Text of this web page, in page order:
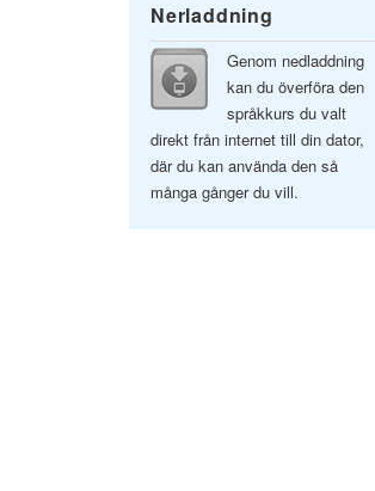
Nerladdning
Genom nedladdning
kan du överföra den
språkkurs du valt
direkt från internet till din dator,
där du kan använda den så
många gånger du vill.